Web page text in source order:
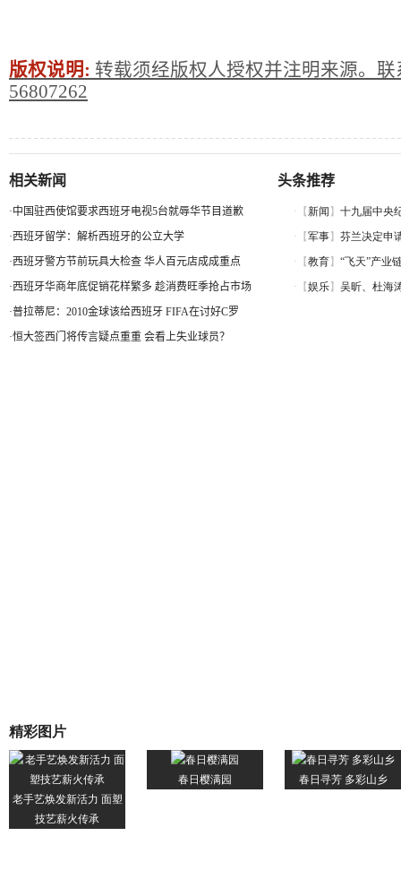
版权说明: 转载须经版权人授权并注明来源。联
56807262
相关新闻
·中国驻西使馆要求西班牙电视5台就辱华节目道歉
·西班牙留学：解析西班牙的公立大学
·西班牙警方节前玩具大检查 华人百元店成成重点
·西班牙华商年底促销花样繁多 趁消费旺季抢占市场
·普拉蒂尼：2010金球该给西班牙 FIFA在讨好C罗
·恒大签西门将传言疑点重重 会看上失业球员？
头条推荐